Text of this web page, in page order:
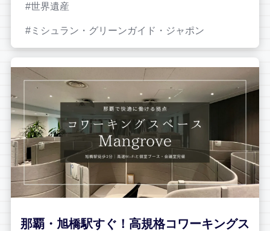
世界遺産
ミシュラン・グリーンガイド・ジャポン
那覇・旭橋駅すぐ！高規格コワーキングス